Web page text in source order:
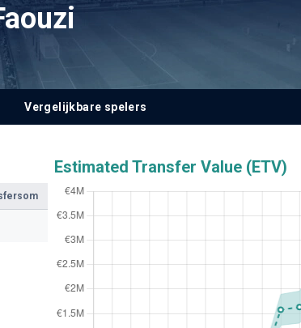
Vergelijkbare spelers
Estimated Transfer Value (ETV)